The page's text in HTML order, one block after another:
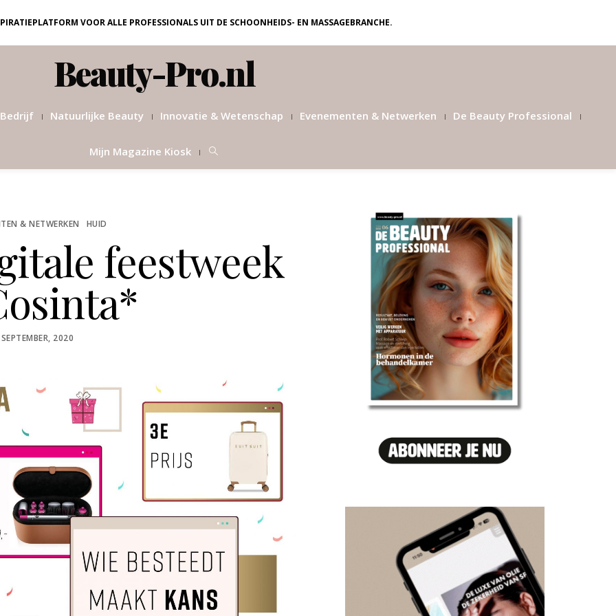
VOOR ALLE PROFESSIONALS UIT DE SCHOONHEIDS- EN MASSAGEBRANCHE.
Beauty-Pro.nl
Natuurlijke Beauty Innovatie & Wetenschap Evenementen & Netwerken De Beauty Professional
Mijn Magazine Kiosk
& NETWERKEN HUID
feestweek
2020